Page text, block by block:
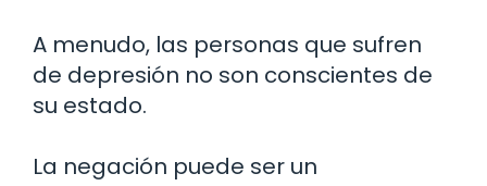
A menudo, las personas que sufren
de depresión no son conscientes de
su estado.
La negación puede ser un